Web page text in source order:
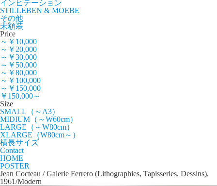
インビテーション
STILLEBEN & MOEBE
その他
未額装
Price
～￥10,000
～￥20,000
～￥30,000
～￥50,000
～￥80,000
～￥100,000
～￥150,000
￥150,000～
Size
SMALL（～A3）
MIDIUM（～W60cm）
LARGE（～W80cm）
XLARGE（W80cm～）
横長サイズ
Contact
HOME
POSTER
Jean Cocteau / Galerie Ferrero (Lithographies, Tapisseries, Dessins),
1961/Modern